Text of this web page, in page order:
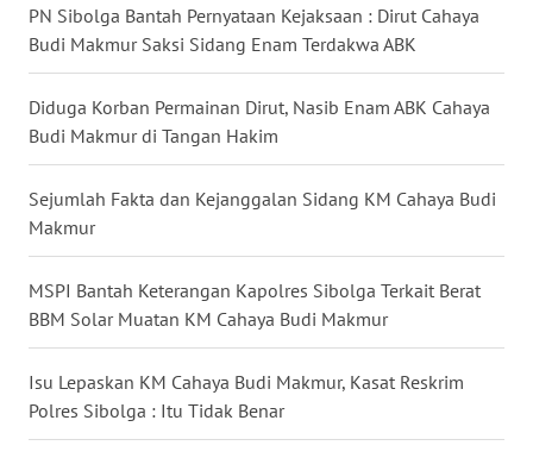
PN Sibolga Bantah Pernyataan Kejaksaan : Dirut Cahaya
Budi Makmur Saksi Sidang Enam Terdakwa ABK
Diduga Korban Permainan Dirut, Nasib Enam ABK Cahaya
Budi Makmur di Tangan Hakim
Sejumlah Fakta dan Kejanggalan Sidang KM Cahaya Budi
Makmur
MSPI Bantah Keterangan Kapolres Sibolga Terkait Berat
BBM Solar Muatan KM Cahaya Budi Makmur
Isu Lepaskan KM Cahaya Budi Makmur, Kasat Reskrim
Polres Sibolga : Itu Tidak Benar
WN
INDRAMAYU
WN
KUNINGAN
WN
MAJALENGKA
WN
WN